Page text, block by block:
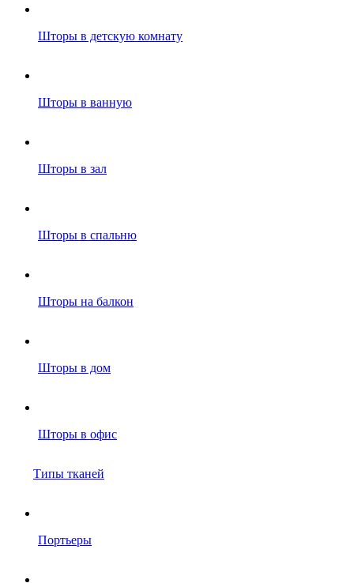
Шторы в детскую комнату
Шторы в ванную
Шторы в зал
Шторы в спальню
Шторы на балкон
Шторы в дом
Шторы в офис
Типы тканей
Портьеры